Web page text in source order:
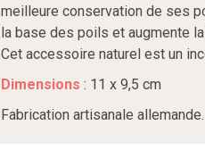
meilleure conservation de ses
la base des poils et augmente
Cet accessoire naturel est un
Dimensions : 11 x 9,5 cm
Fabrication artisanale allemande.